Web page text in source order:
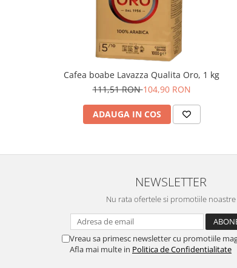
Cafea boabe Lavazza Qualita Oro, 1 kg
111,51 RON104,90 RON
ADAUGA IN COS
NEWSLETTER
Nu rata ofertele si promotiile noastre
Vreau sa primesc newsletter cu promotiile
Afla mai multe in Politica de Confidentialitate